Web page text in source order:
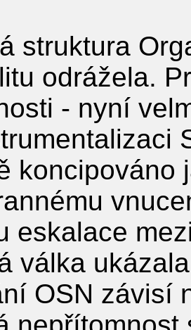
struktura
odrážela.
- nyní
koncipováno
eskalace
válka
OSN závisí